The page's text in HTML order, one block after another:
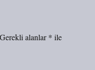
Gerekli alanlar* ile